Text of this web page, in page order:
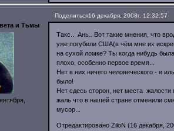
Поделиться16 декабря, 2008г. 12:32:57
и Тьмы
Такс... Ань.. Вот такие мнения, что
уже погубили США(в чём мне их
на сухой ломке? Ты когда нибудь
плохо, особенно первое время...
Нет в них ничего человеческого - и
было!
Нет сдесь сторон, нет места
жаль что в нашей стране отменили
мусор...
Отредактировано ZiloN (16 декабря,